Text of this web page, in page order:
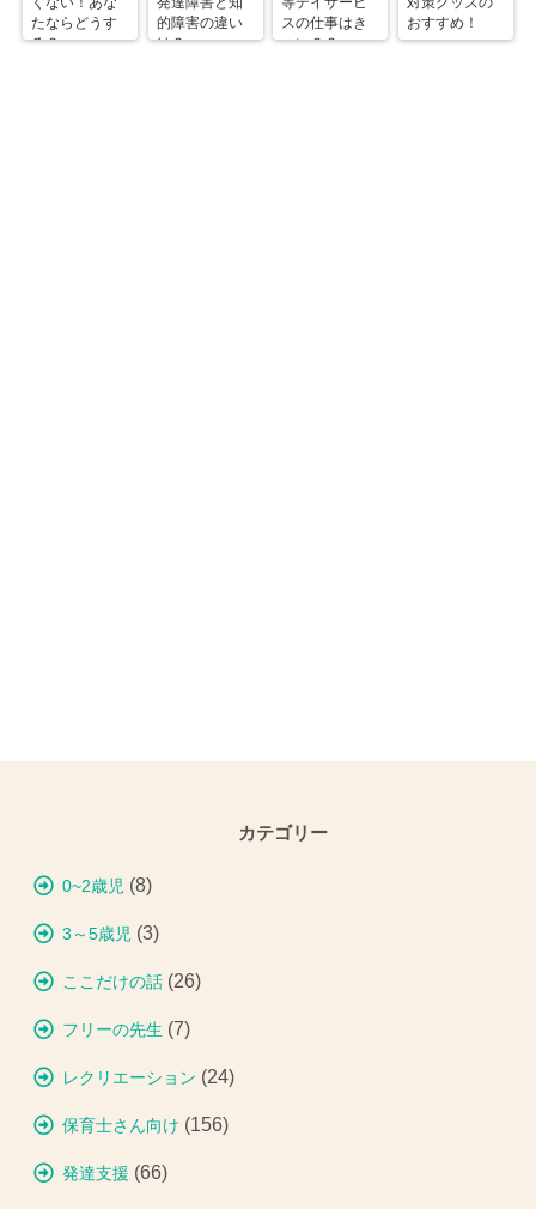
たならどうす
る？
的障害の違い
は？
スの仕事はき
つい？？
おすすめ！
カテゴリー
0~2歳児 (8)
3～5歳児 (3)
ここだけの話 (26)
フリーの先生 (7)
レクリエーション (24)
保育士さん向け (156)
発達支援 (66)